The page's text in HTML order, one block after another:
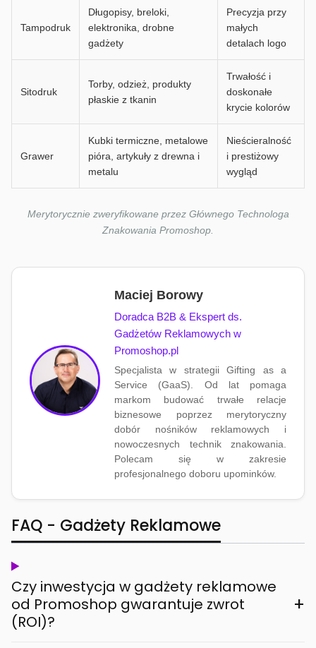
Tampodruk
Długopisy, breloki,
elektronika, drobne
gadżety
Precyzja przy
małych
detalach logo
Sitodruk
Torby, odzież, produkty
płaskie z tkanin
Trwałość i
doskonałe
krycie kolorów
Grawer
Kubki termiczne, metalowe
pióra, artykuły z drewna i
metalu
Nieścieralność
i prestiżowy
wygląd
Merytorycznie zweryfikowane przez Głównego Technologa
Znakowania Promoshop.
Maciej Borowy
Doradca B2B & Ekspert ds.
Gadżetów Reklamowych w
Promoshop.pl
Specjalista w strategii Gifting as a
Service (GaaS). Od lat pomaga
markom budować trwałe relacje
biznesowe poprzez merytoryczny
dobór nośników reklamowych i
nowoczesnych technik znakowania.
Polecam się w zakresie
profesjonalnego doboru upominków.
FAQ - Gadżety Reklamowe
Czy inwestycja w gadżety reklamowe
od Promoshop gwarantuje zwrot
(ROI)?
+